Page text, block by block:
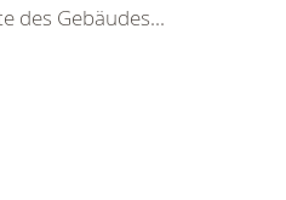
des Gebäudes...